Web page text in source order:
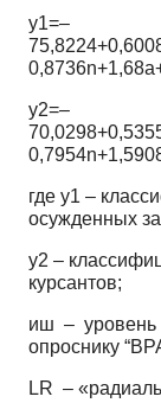
у1=–
у2=–
где y1 –
осужденных
y2 –
курсантов;
иш – уровень
опроснику
LR –